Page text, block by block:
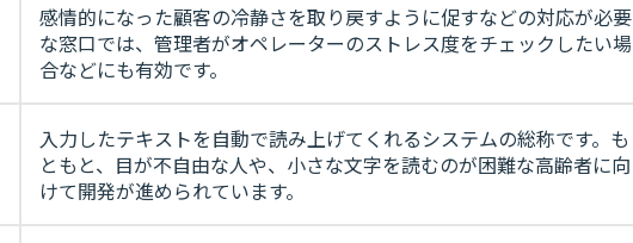
感情的になった顧客の冷静さを取り戻すように促すなどの対応が必要
な窓口では、管理者がオペレーターのストレス度をチェックしたい場
合などにも有効です。
入力したテキストを自動で読み上げてくれるシステムの総称です。も
ともと、目が不自由な人や、小さな文字を読むのが困難な高齢者に向
けて開発が進められています。